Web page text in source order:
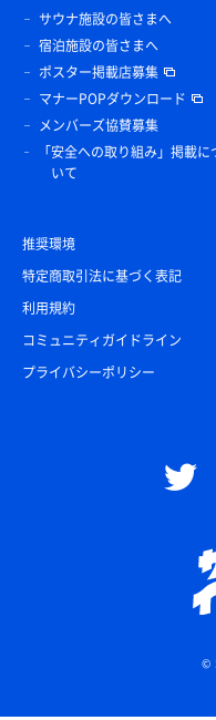
サウナ施設の皆さまへ
宿泊施設の皆さまへ
ポスター掲載店募集
マナーPOPダウンロード
メンバーズ協賛募集
「安全への取り組み」掲載に
いて
推奨環境
特定商取引法に基づく表記
利用規約
コミュニティガイドライン
プライバシーポリシー
©